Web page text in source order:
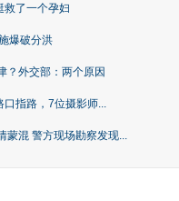
救了一个孕妇
爆破分洪
？外交部：两个原因
口指路，7位摄影师...
蒙混 警方现场勘察发现...